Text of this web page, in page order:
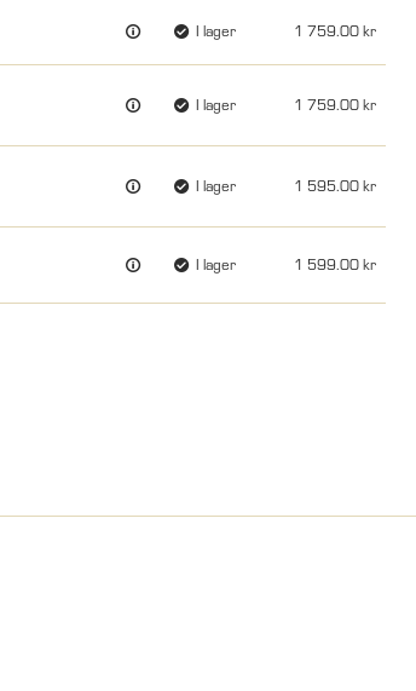
I lager 1 759.00
I lager 1 759.00
I lager 1 595.00
I lager 1 599.00